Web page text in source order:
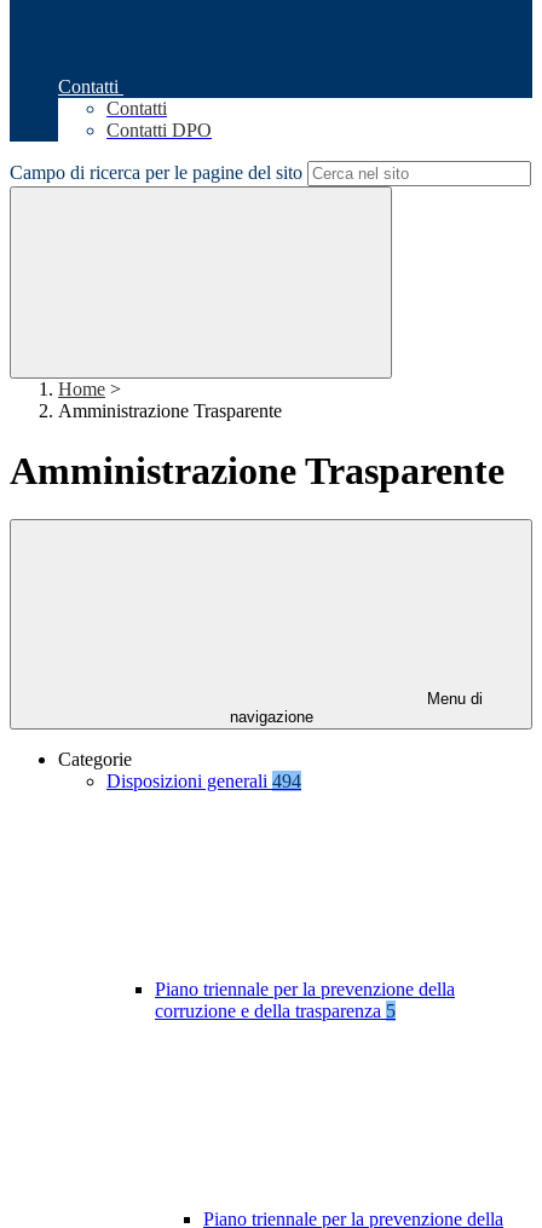
Contatti
Contatti
Contatti DPO
Campo di ricerca per le pagine del sito
Home >
Amministrazione Trasparente
Amministrazione Trasparente
Menu di
navigazione
Categorie
Disposizioni generali 494
Piano triennale per la prevenzione della
corruzione e della trasparenza 5
Piano triennale per la prevenzione della